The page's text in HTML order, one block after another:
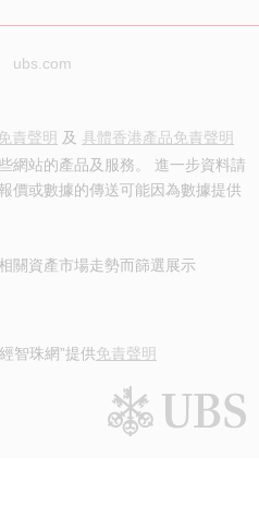
ubs.com
責聲明 及 具體香港產品免責聲明
網站的產品及服務。 進一步資料請
價或數據的傳送可能因為數據提供
關資產市場走勢而篩選展示
智珠網”提供免責聲明